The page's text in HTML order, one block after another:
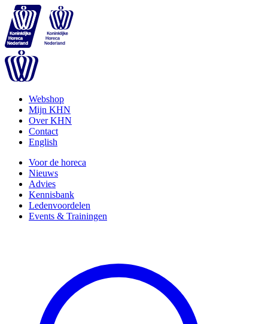
Webshop
Mijn KHN
Over KHN
Contact
English
Voor de horeca
Nieuws
Advies
Kennisbank
Ledenvoordelen
Events & Trainingen